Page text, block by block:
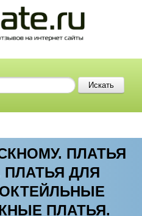
ПЛАТЬЯ
ДЛЯ
ПЛАТЬЯ.